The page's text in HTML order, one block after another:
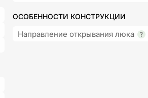
ОСОБЕННОСТИ КОНСТРУКЦИИ
Направление открывания люка